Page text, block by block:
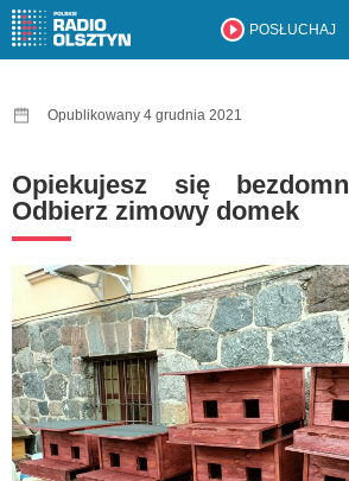
POSŁUCHAJ
Opublikowany 4 grudnia 2021
Opiekujesz się
Odbierz zimowy domek